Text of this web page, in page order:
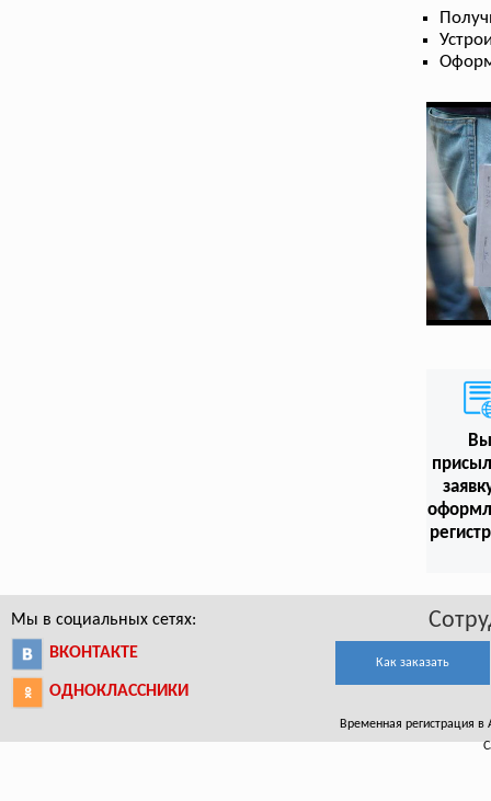
Вы
Мы в социальных сетях:
ВКОНТАКТЕ
ОДНОКЛАССНИКИ
Как заказать
Временная регистрация